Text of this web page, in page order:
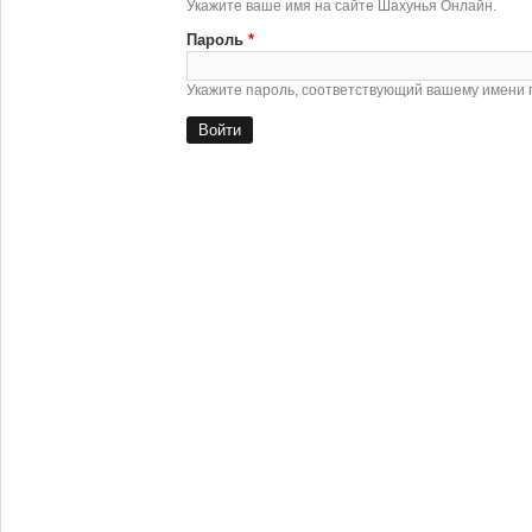
Укажите ваше имя на сайте Шахунья Онлайн.
Пароль *
Укажите пароль, соответствующий вашему имени